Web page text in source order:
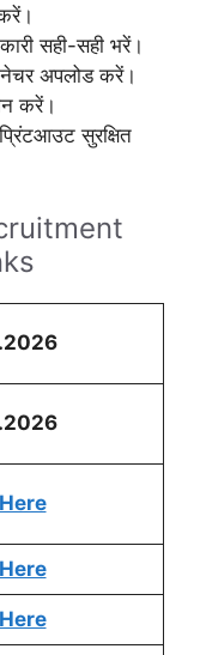
सही-सही भरें।
अपलोड करें।
करें।
सुरक्षित